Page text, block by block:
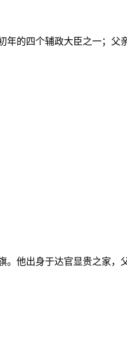
的四个辅政大臣之一；
他出身于达官显贵之家